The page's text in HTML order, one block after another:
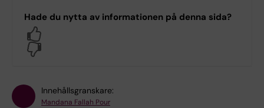
Hade du nytta av informationen på denna sida?
Innehållsgranskare:
Mandana Fallah Pour